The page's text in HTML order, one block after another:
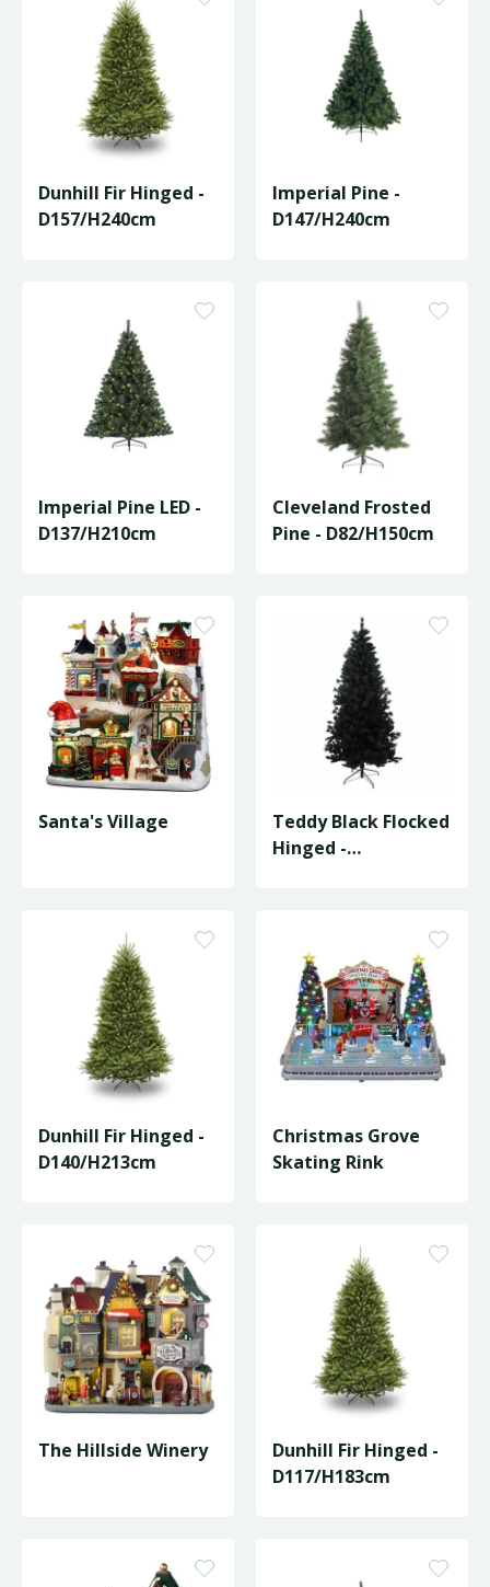
Dunhill Fir Hinged -
D157/H240cm
Imperial Pine -
D147/H240cm
Imperial Pine LED -
D137/H210cm
Cleveland Frosted
Pine - D82/H150cm
Santa's Village
Teddy Black Flocked
Hinged -
Dunhill Fir Hinged -
D140/H213cm
Christmas Grove
Skating Rink
The Hillside Winery
Dunhill Fir Hinged -
D117/H183cm